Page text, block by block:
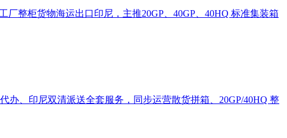
整柜货物海运出口印尼，主推20GP、40GP、40HQ 标准集装箱
、印尼双清派送全套服务，同步运营散货拼箱、20GP/40HQ 整